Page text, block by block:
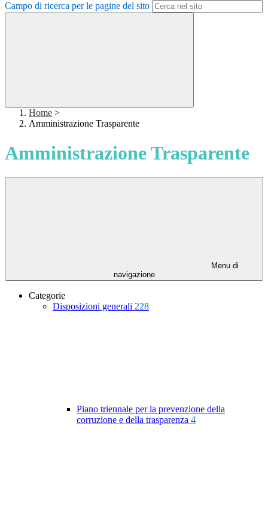
Campo di ricerca per le pagine del sito
Home >
Amministrazione Trasparente
Amministrazione Trasparente
Menu di
navigazione
Categorie
Disposizioni generali 228
Piano triennale per la prevenzione della
corruzione e della trasparenza 4